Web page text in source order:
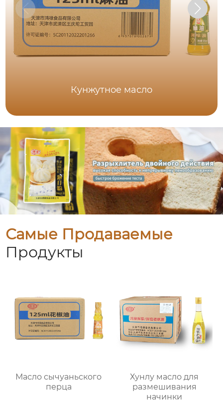
Кунжутное масло
Самые Продаваемые
Продукты
Масло сычуаньского
перца
Хунлу масло для
размешивания
начинки